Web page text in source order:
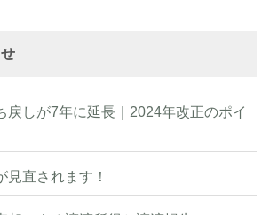
戻しが7年に延長｜2024年改正のポイ
見直されます！